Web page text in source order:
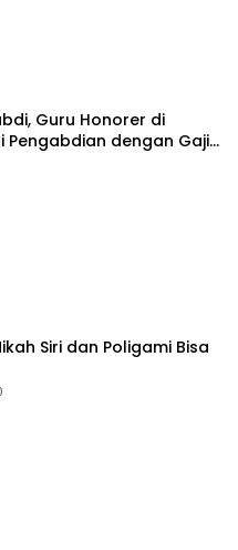
Guru Honorer di
Pengabdian dengan Gaji
Siri dan Poligami Bisa